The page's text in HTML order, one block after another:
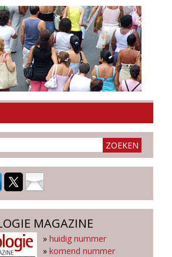
MAGAZINE
» huidig nummer
» komend nummer